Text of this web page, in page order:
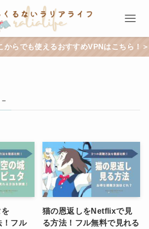
でも使えるおすすめVPNはこちら！＞＞
–
フル
猫の恩返しをNetflixで見
る方法！フル無料で見れる